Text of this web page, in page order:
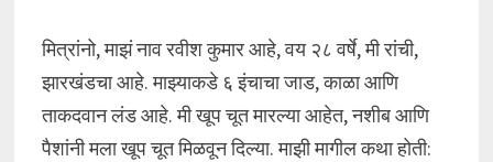
मित्रांनो, माझं नाव रवीश कुमार आहे, वय २८ वर्षे, मी रांची,
झारखंडचा आहे. माझ्याकडे ६ इंचाचा जाड, काळा आणि
ताकदवान लंड आहे. मी खूप चूत मारल्या आहेत, नशीब आणि
पैशांनी मला खूप चूत मिळवून दिल्या. माझी मागील कथा होती: